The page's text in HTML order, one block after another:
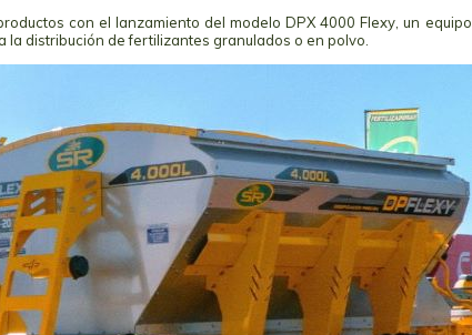
con el lanzamiento del modelo DPX 4000 Flexy, un equipo
distribución de fertilizantes granulados o en polvo.